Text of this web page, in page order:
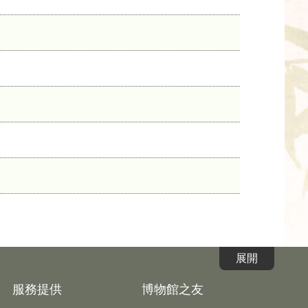
服務提供 博物館之友